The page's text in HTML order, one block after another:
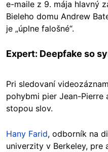
e-maile z 9. mája hlavný
Bieleho domu Andrew
je „úplne falošné“.
Expert: Deepfake so
Pri sledovaní
pohybmi pier Jean-Pierre
stopou slov.
Hany Farid, odborník na
univerzity v Berkeley, pre